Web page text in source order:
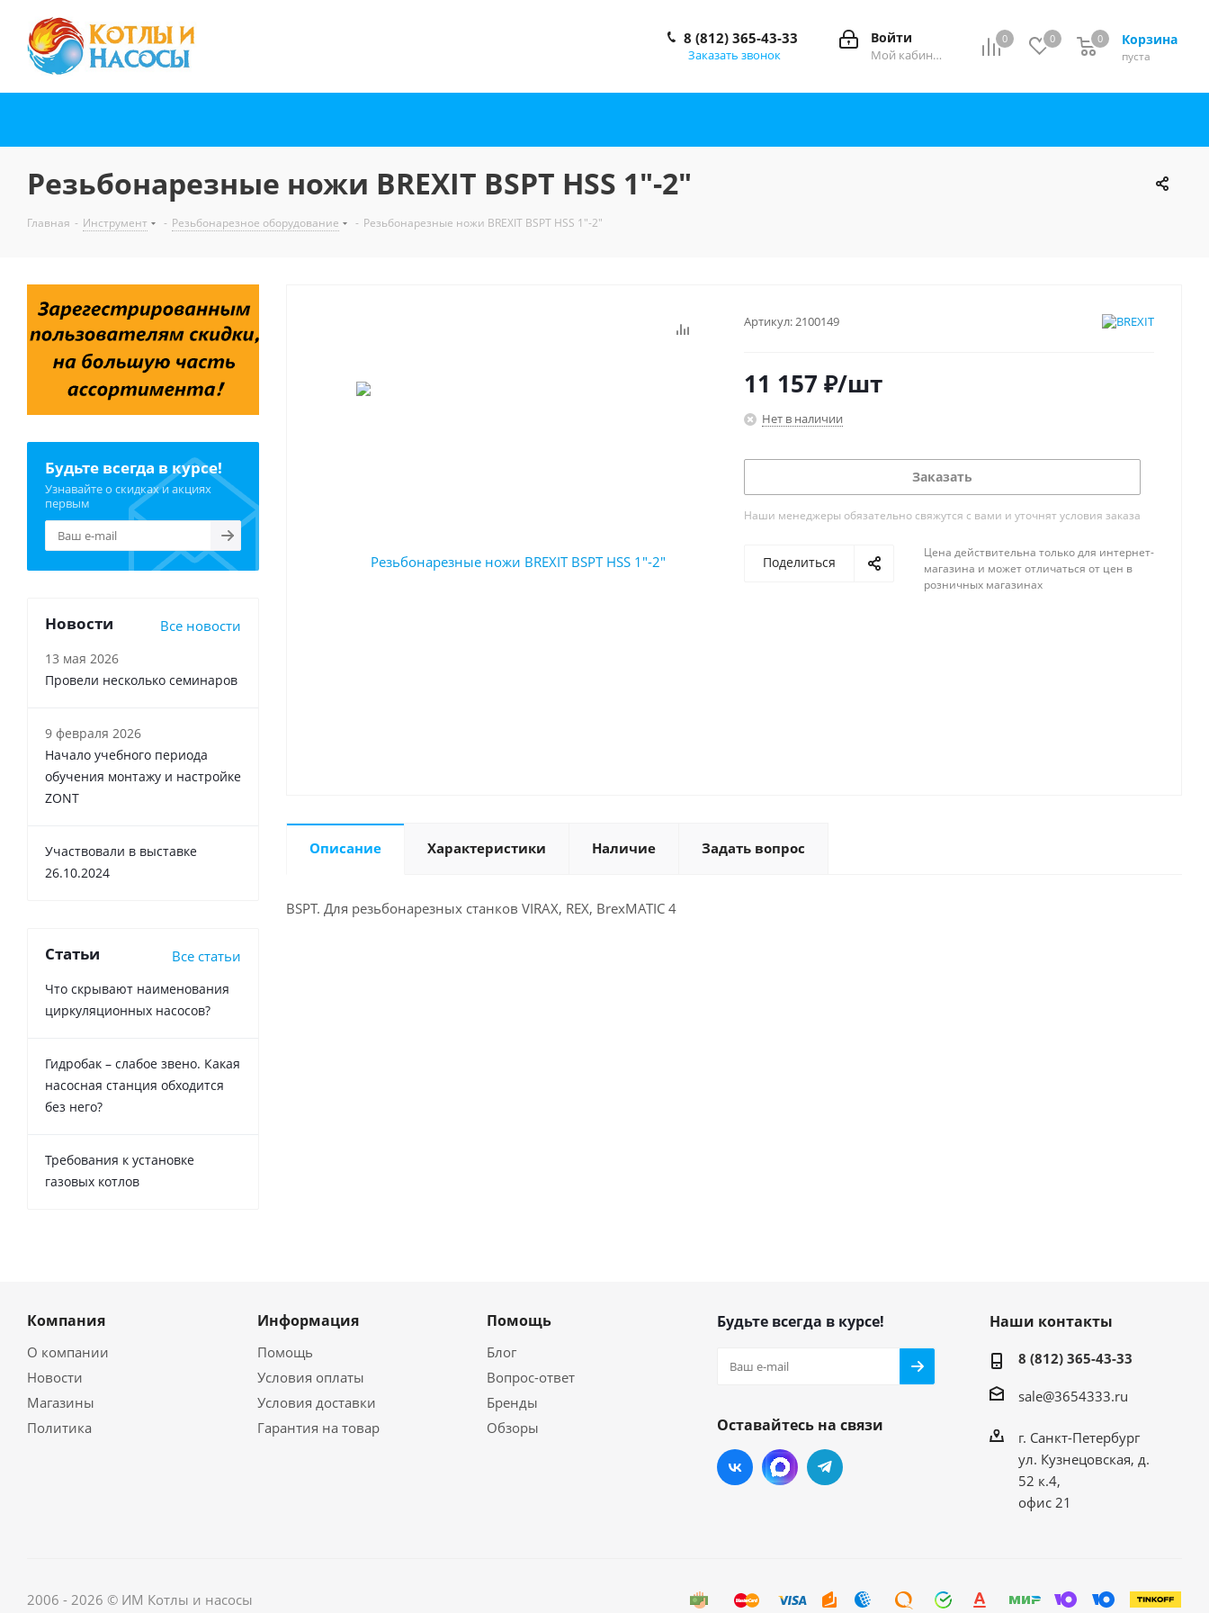
0 0 Корзина
0
пуста
0
Войти
Мой кабинет
8 (812) 365-43-33
Заказать звонок
Резьбонарезные ножи BREXIT BSPT HSS 1"-2"
Главная - Инструмент - Резьбонарезное оборудование - Резьбонарезные ножи BREXIT BSPT HSS 1"-2"
Артикул:2100149
11 157 ₽/шт
Нет в наличии
Заказать
Наши менеджеры обязательно свяжутся с вами и уточнят условия заказа
Поделиться
Цена действительна только для интернет-
магазина и может отличаться от цен в
розничных магазинах
Описание Характеристики Наличие Задать вопрос
BSPT. Для резьбонарезных станков VIRAX, REX, BrexMATIC 4
Будьте всегда в курсе!
Узнавайте о скидках и акциях
первым
Новости Все новости
13 мая 2026
Провели несколько семинаров
9 февраля 2026
Начало учебного периода
обучения монтажу и настройке
ZONT
Участвовали в выставке
26.10.2024
Статьи Все статьи
Что скрывают наименования
циркуляционных насосов?
Гидробак – слабое звено. Какая
насосная станция обходится
без него?
Требования к установке
газовых котлов
Компания
О компании
Новости
Магазины
Политика
Информация
Помощь
Условия оплаты
Условия доставки
Гарантия на товар
Помощь
Блог
Вопрос-ответ
Бренды
Обзоры
Будьте всегда в курсе!
Оставайтесь на связи
Наши контакты
8 (812) 365-43-33
sale@3654333.ru
г. Санкт-Петербург
ул. Кузнецовская, д.
52 к.4,
офис 21
2006 - 2026 © ИМ Котлы и насосы